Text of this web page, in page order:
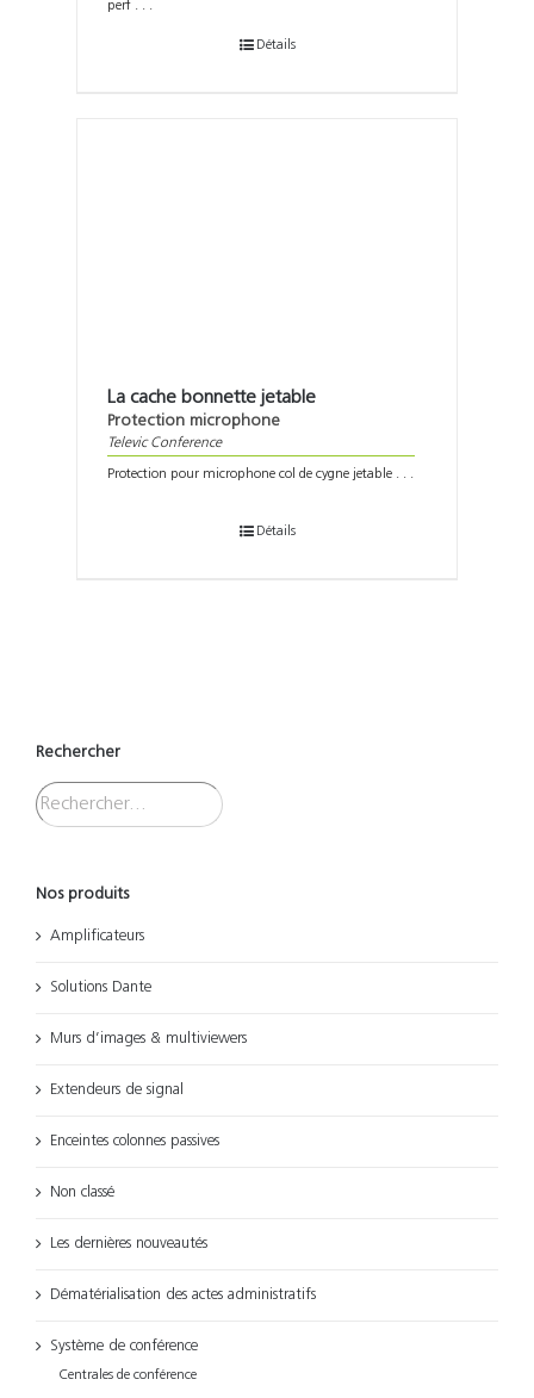
perf . . .
Détails
La cache bonnette jetable
Protection microphone
Televic Conference
Protection pour microphone col de cygne jetable . . .
Détails
Rechercher
Nos produits
Amplificateurs
Solutions Dante
Murs d’images & multiviewers
Extendeurs de signal
Enceintes colonnes passives
Non classé
Les dernières nouveautés
Dématérialisation des actes administratifs
Système de conférence
Centrales de conférence